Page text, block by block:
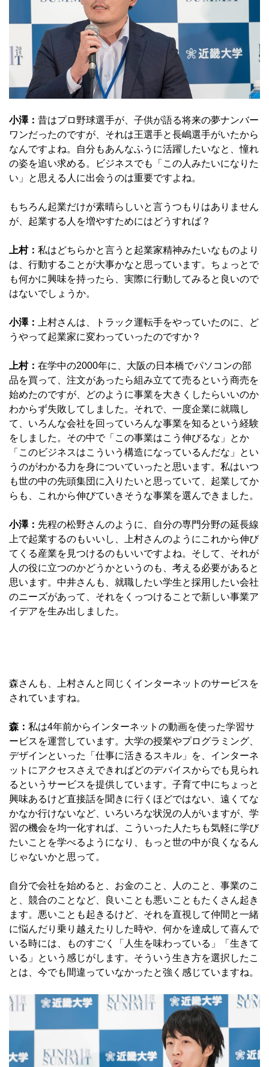
小澤： 昔はプロ野球選手が、子供が語る将来の夢ナンバー
ワンだったのですが、それは王選手と長嶋選手がいたから
なんですよね。自分もあんなふうに活躍したいなと、憧れ
の姿を追い求める。ビジネスでも「この人みたいになりた
い」と思える人に出会うのは重要ですよね。
もちろん起業だけが素晴らしいと言うつもりはありません
が、起業する人を増やすためにはどうすれば？
上村： 私はどちらかと言うと起業家精神みたいなものより
は、行動することが大事かなと思っています。ちょっとで
も何かに興味を持ったら、実際に行動してみると良いので
はないでしょうか。
小澤：
上村さんは、トラック運転手をやっていたのに、ど
うやって起業家に変わっていったのですか？
上村： 在学中の2000年に、大阪の日本橋でパソコンの部
品を買って、注文があったら組み立てて売るという商売を
始めたのですが、どのように事業を大きくしたらいいのか
わからず失敗してしました。それで、一度企業に就職し
て、いろんな会社を回っていろんな事業を知るという経験
をしました。その中で「この事業はこう伸びるな」とか
「このビジネスはこういう構造になっているんだな」とい
うのがわかる力を身についていったと思います。私はいつ
も世の中の先頭集団に入りたいと思っていて、起業してか
らも、これから伸びていきそうな事業を選んできました。
小澤： 先程の松野さんのように、自分の専門分野の延長線
上で起業するのもいいし、上村さんのようにこれから伸び
てくる産業を見つけるのもいいですよね。そして、それが
人の役に立つのかどうかというのも、考える必要があると
思います。中井さんも、就職したい学生と採用したい会社
のニーズがあって、それをくっつけることで新しい事業ア
イデアを生み出しました。
森さんも、上村さんと同じくインターネットのサービスを
されていますね。
森： 私は4年前からインターネットの動画を使った学習サ
ービスを運営しています。大学の授業やプログラミング、
デザインといった「仕事に活きるスキル」を、インターネ
ットにアクセスさえできればどのデバイスからでも見られ
るというサービスを提供しています。子育て中にちょっと
興味あるけど直接話を聞きに行くほどではない、遠くてな
かなか行けないなど、いろいろな状況の人がいますが、学
習の機会を均一化すれば、こういった人たちも気軽に学び
たいことを学べるようになり、もっと世の中が良くなるん
じゃないかと思って。
自分で会社を始めると、お金のこと、人のこと、事業のこ
と、競合のことなど、良いことも悪いこともたくさん起き
ます。悪いことも起きるけど、それを直視して仲間と一緒
に悩んだり乗り越えたりした時や、何かを達成して喜んで
いる時には、ものすごく「人生を味わっている」「生きて
いる」という感じがします。そういう生き方を選択したこ
とは、今でも間違っていなかったと強く感じていますね。